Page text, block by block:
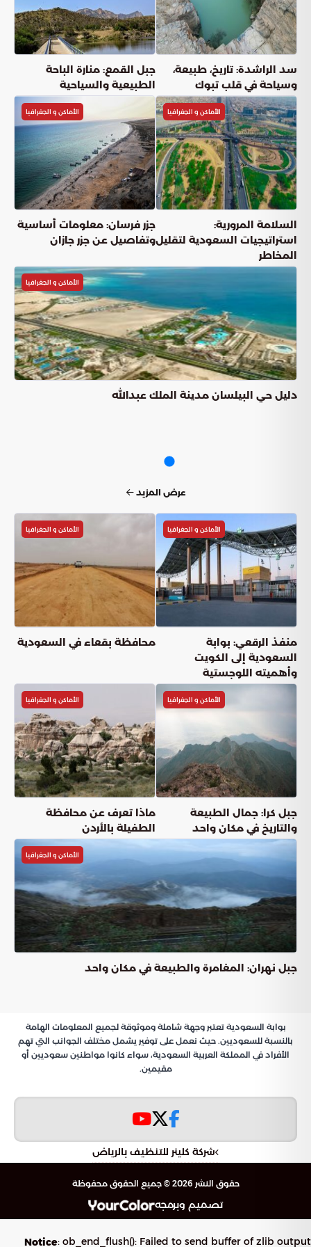
سد الراشدة: تاريخ، طبيعة،
وسياحة في قلب تبوك
جبل القمع: منارة الباحة
الطبيعية والسياحية
الأماكن و الجغرافيا
السلامة المرورية:
استراتيجيات السعودية لتقليل
المخاطر
الأماكن و الجغرافيا
جزر فرسان: معلومات أساسية
وتفاصيل عن جزر جازان
الأماكن و الجغرافيا
دليل حي البيلسان مدينة الملك عبدالله​
عرض المزيد
الأماكن و الجغرافيا
منفذ الرقعي: بوابة
السعودية إلى الكويت
وأهميته اللوجستية
الأماكن و الجغرافيا
محافظة بقعاء في السعودية
الأماكن و الجغرافيا
جبل كرا: جمال الطبيعة
والتاريخ في مكان واحد
الأماكن و الجغرافيا
ماذا تعرف عن محافظة
الطفيلة بالأردن
الأماكن و الجغرافيا
جبل نهران: المغامرة والطبيعة في مكان واحد
بوابة السعودية تعتبر وجهة شاملة وموثوقة لجميع المعلومات الهامة
بالنسبة للسعوديين. حيث نعمل على توفير يشمل مختلف الجوانب التي تهم
الأفراد في المملكة العربية السعودية، سواء كانوا مواطنين سعوديين أو
مقيمين.
شركة كلينر للتنظيف بالرياض
حقوق النشر 2026 © جميع الحقوق محفوظة
تصميم وبرمجه
Notice: ob_end_flush(): Failed to send buffer of zlib output